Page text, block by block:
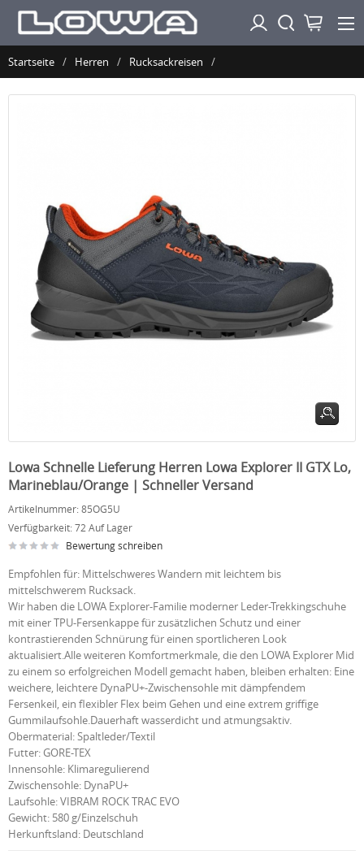
Startseite Herren Rucksackreisen
Lowa Schnelle Lieferung Herren Lowa Explorer II GTX Lo,
Lowa Schnelle Lieferung Herren Lowa Explorer II GTX Lo,
Marineblau/Orange | Schneller Versand
Artikelnummer:85OG5U
Verfügbarkeit:72 Auf Lager
Bewertung schreiben
Empfohlen für: Mittelschweres Wandern mit leichtem bis
mittelschwerem Rucksack.
Wir haben die LOWA Explorer-Familie moderner Leder-Trekkingschuhe
mit einer TPU-Fersenkappe für zusätzlichen Schutz und einer
kontrastierenden Schnürung für einen sportlicheren Look
aktualisiert.Alle weiteren Komfortmerkmale, die den LOWA Explorer Mid
zu einem so erfolgreichen Modell gemacht haben, bleiben erhalten: Eine
weichere, leichtere DynaPU+-Zwischensohle mit dämpfendem
Fersenkeil, ein flexibler Flex beim Gehen und eine extrem griffige
Gummilaufsohle.Dauerhaft wasserdicht und atmungsaktiv.
Obermaterial: Spaltleder/Textil
Futter: GORE-TEX
Innensohle: Klimaregulierend
Zwischensohle: DynaPU+
Laufsohle: VIBRAM ROCK TRAC EVO
Gewicht: 580 g/Einzelschuh
Herkunftsland: Deutschland